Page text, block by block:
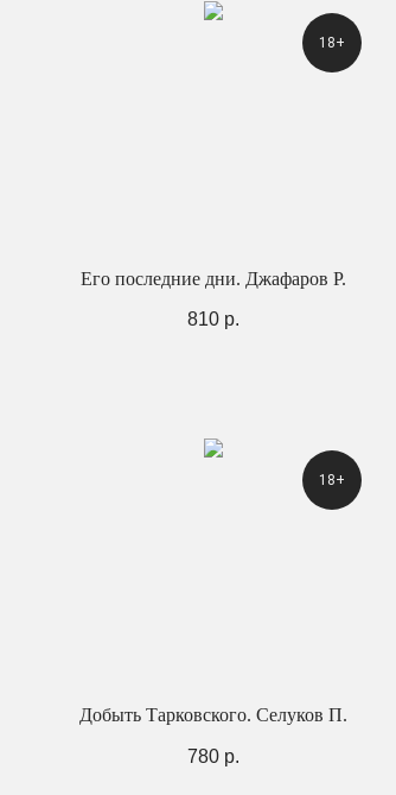
18+
Его последние дни. Джафаров Р.
810 р.
18+
Добыть Тарковского. Селуков П.
780 р.